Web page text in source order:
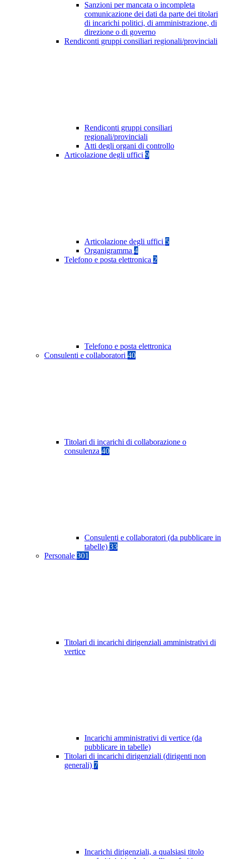
Sanzioni per mancata o incompleta
comunicazione dei dati da parte dei titolari
di incarichi politici, di amministrazione, di
direzione o di governo
Rendiconti gruppi consiliari regionali/provinciali
Rendiconti gruppi consiliari
regionali/provinciali
Atti degli organi di controllo
Articolazione degli uffici 9
Articolazione degli uffici 5
Organigramma 4
Telefono e posta elettronica 2
Telefono e posta elettronica
Consulenti e collaboratori 40
Titolari di incarichi di collaborazione o
consulenza 40
Consulenti e collaboratori (da pubblicare in
tabelle) 33
Personale 301
Titolari di incarichi dirigenziali amministrativi di
vertice
Incarichi amministrativi di vertice (da
pubblicare in tabelle)
Titolari di incarichi dirigenziali (dirigenti non
generali) 7
Incarichi dirigenziali, a qualsiasi titolo